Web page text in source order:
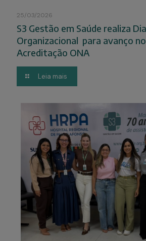
25/03/2026
S3 Gestão em Saúde realiza
Organizacional para avanço
Acreditação ONA
Leia mais